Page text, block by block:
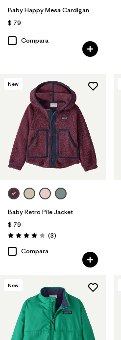
Baby Happy Mesa Cardigan
$ 79
Compara
New
Baby Retro Pile Jacket
$ 79
Valoración: 4.0 / 5
(3Comentarios
)
Compara
New